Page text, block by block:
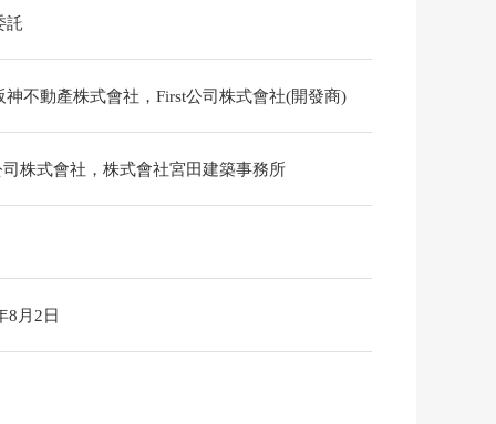
託
神不動產株式會社，First公司株式會社(開發商)
司株式會社，株式會社宮田建築事務所
8月2日